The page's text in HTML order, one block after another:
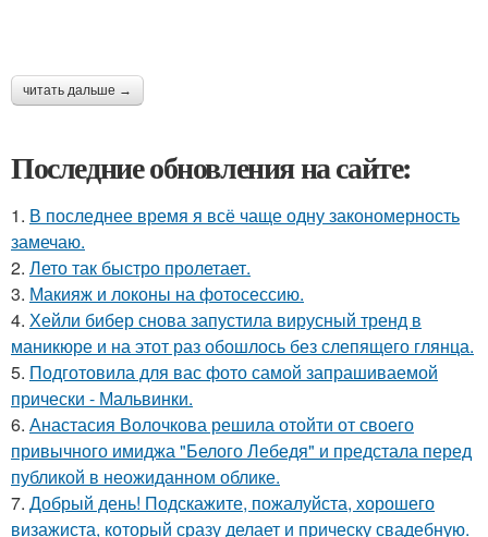
читать дальше →
Последние обновления на сайте:
1. В последнее время я всё чаще одну закономерность
замечаю.
2. Лето так быстро пролетает.
3. Макияж и локоны на фотосессию.
4. Хейли бибер снова запустила вирусный тренд в
маникюре и на этот раз обошлось без слепящего глянца.
5. Подготовила для вас фото самой запрашиваемой
прически - Мальвинки.
6. Анастасия Волочкова решила отойти от своего
привычного имиджа "Белого Лебедя" и предстала перед
публикой в неожиданном облике.
7. Добрый день! Подскажите, пожалуйста, хорошего
визажиста, который сразу делает и прическу свадебную.